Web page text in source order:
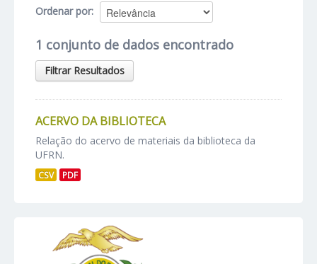
Ordenar por
1 conjunto de dados encontrado
Filtrar Resultados
ACERVO DA BIBLIOTECA
Relação do acervo de materiais da biblioteca da
UFRN.
CSV PDF